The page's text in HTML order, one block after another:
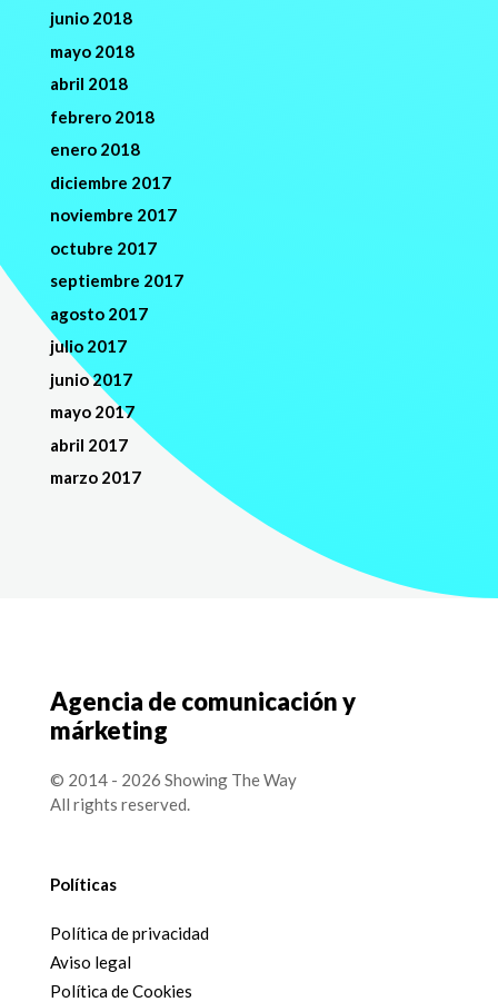
junio 2018
mayo 2018
abril 2018
febrero 2018
enero 2018
diciembre 2017
noviembre 2017
octubre 2017
septiembre 2017
agosto 2017
julio 2017
junio 2017
mayo 2017
abril 2017
marzo 2017
Agencia de comunicación y
márketing
© 2014 - 2026 Showing The Way
All rights reserved.
Políticas
Política de privacidad
Aviso legal
Política de Cookies